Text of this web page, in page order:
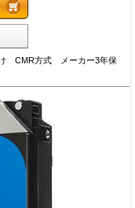
CMR方式 メーカー3年保